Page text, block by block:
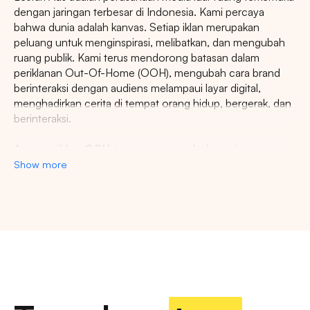
semua titik iklan kami
dengan jaringan terbesar di Indonesia. Kami percaya
bahwa dunia adalah kanvas. Setiap iklan merupakan
peluang untuk menginspirasi, melibatkan, dan mengubah
ruang publik. Kami terus mendorong batasan dalam
periklanan Out-Of-Home (OOH), mengubah cara brand
berinteraksi dengan audiens melampaui layar digital,
menghadirkan cerita di tempat orang hidup, bergerak, dan
berinteraksi.
strategis di kota-kota besar di Indonesia.
Show more